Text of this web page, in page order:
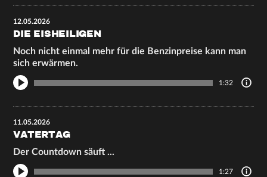
12.05.2026
DIE EISHEILIGEN
Noch nicht einmal mehr für die Benzinpreise kann man
sich erwärmen.
1:32
11.05.2026
VATERTAG
Der Countdown säuft ...
1:27